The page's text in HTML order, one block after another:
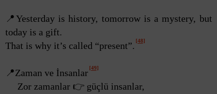
📍Yesterday is history, tomorrow is a mystery, but
today is a gift.
That is why it’s called “present”. [48]
📍Zaman ve İnsanlar [49]
Zor zamanlar 👉 güçlü insanlar,